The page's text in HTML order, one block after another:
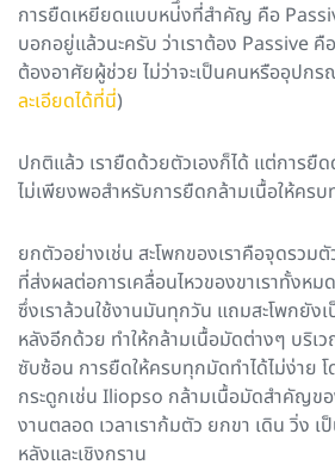
การยืดเหยียดแบบหน่ึงที่สำคัญ คือ
บอกอยู่แล้วนะครับ ว่าเราต้อง Passive คื
ต้องอาศัยผู้ช่วย ไม่ว่าจะเป็นคนหรืออุปก
ละเอียดได้ที่นี่)
ปกติแล้ว เรายืดด้วยตัวเองก็ได้ แต่การยื
ไม่เพียงพอสำหรับการยืดกล้ามเนื้อให้คร
ยกตัวอย่างเช่น สะโพกของเราคือจุดรวม
ที่ส่งผลต่อการเคลื่อนไหวของขาเราทั้งหม
ซึ่งเราล้วนใช้งานมันทุกวัน แถมสะโพกยัง
หลังอีกด้วย ทำให้กล้ามเนื้อมัดต่างๆ บริเว
ซับซ้อน การยืดให้ครบทุกมัดทำได้ไม่ง่าย
กระดูกเช่น Iliopso กล้ามเนื้อมัดสำคัญข
งานตลอด เวลาเราก้มตัว ยกขา เดิน วิ่ง
หลังและเชิงกราน